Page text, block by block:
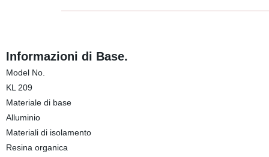
Informazioni di Base.
Model No.
KL 209
Materiale di base
Alluminio
Materiali di isolamento
Resina organica